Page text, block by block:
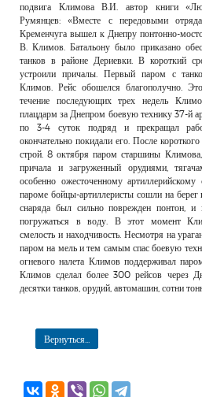
подвига Климова В.И. автор книги
Румянцев: «Вместе с передовыми
Кременчуга вышел к Днепру понтонно-
В. Климов. Батальону было приказано
танков в районе Дериевки. В короткий
устроили причалы. Первый паром с
Климов. Рейс обошелся благополучно.
течение последующих трех недель
плацдарм за Днепром боевую технику 37-й
по 3-4 суток подряд и прекращал
окончательно покидали его. После
строй. 8 октября паром старшины
причала и загруженный орудиями,
особенно ожесточенному
пароме бойцы-артиллеристы сошли на
снаряда был сильно поврежден понтон,
погружаться в воду. В этот момент
смелость и находчивость. Несмотря на
паром на мель и тем самым спас боевую
огневого налета Климов поддерживал
Климов сделал более 300 рейсов через
десятки танков, орудий, автомашин, сотни
Вернуться...